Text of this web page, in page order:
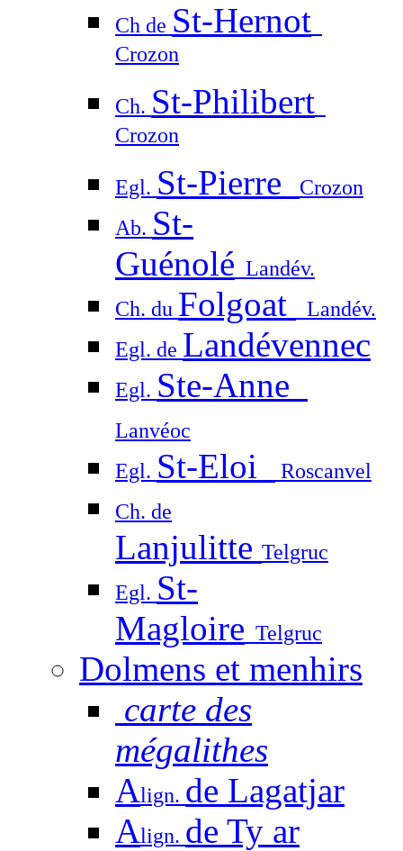
Ch de St-Hernot
Crozon
Ch. St-Philibert
Crozon
Egl. St-Pierre
Crozon
Ab. St-
Guénolé Landév.
Ch. du Folgoat
Landév.
Egl. de Landévennec
Egl. Ste-Anne
Lanvéoc
Egl. St-Eloi
Roscanvel
Ch. de
Lanjulitte Telgruc
Egl. St-
Magloire Telgruc
Dolmens et menhirs
carte des
mégalithes
Align. de Lagatjar
Align. de Ty ar